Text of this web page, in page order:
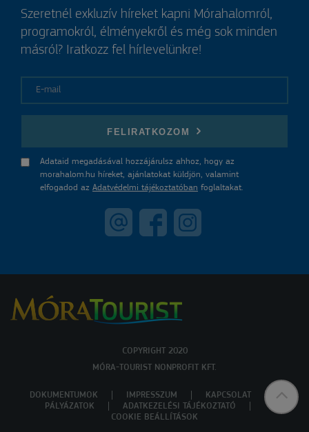
Szeretnél exkluzív híreket kapni Mórahalomról,
programokról, élményekről és még sok minden
másról? Iratkozz fel hírlevelünkre!
FELIRATKOZOM
Adataid megadásával hozzájárulsz ahhoz, hogy az
morahalom.hu híreket, ajánlatokat küldjön, valamint
elfogadod az Adatvédelmi tájékoztatóban foglaltakat.
COPYRIGHT 2020
MÓRA-TOURIST NONPROFIT KFT.
DOKUMENTUMOK IMPRESSZUM
KAPCSOLAT
PÁLYÁZATOK
ADATKEZELÉSI TÁJÉKOZTATÓ
COOKIE BEÁLLÍTÁSOK